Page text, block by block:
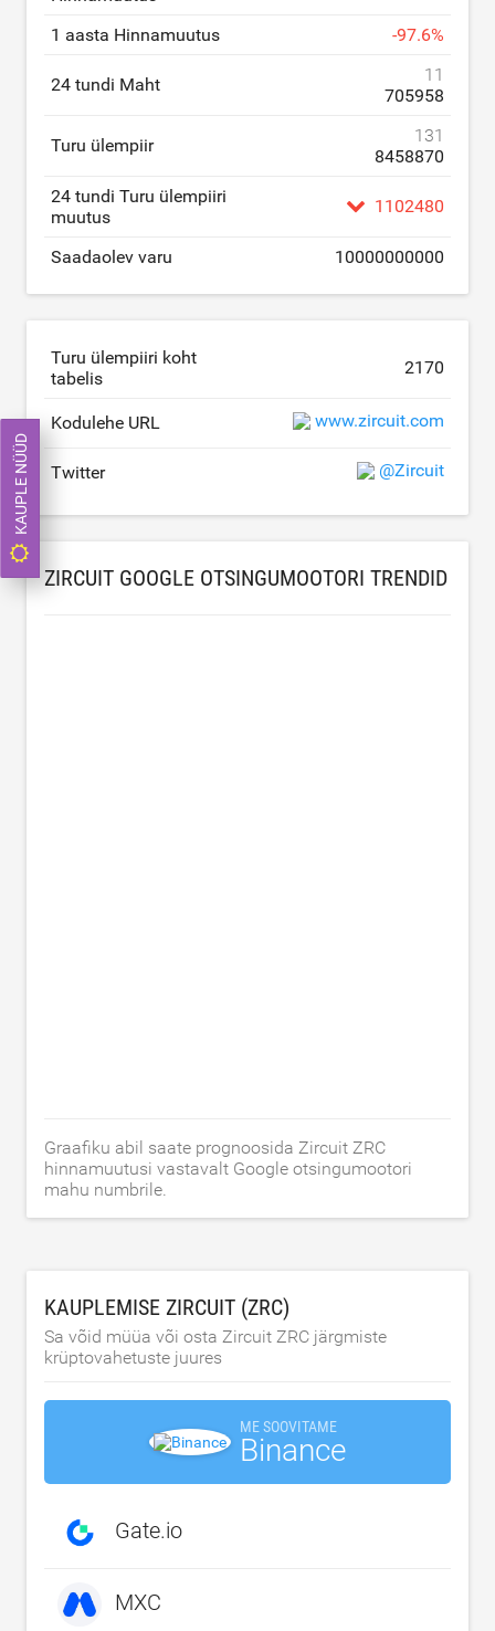
1 aasta Hinnamuutus
-97.6%
24 tundi Maht
11
705958
Turu ülempiir
131
8458870
24 tundi Turu ülempiiri
muutus
1102480
Saadaolev varu 10000000000
Turu ülempiiri koht
tabelis
2170
Kodulehe URL www.zircuit.com
Twitter @Zircuit
ZIRCUIT GOOGLE OTSINGUMOOTORI TRENDID
Graafiku abil saate prognoosida Zircuit ZRC
hinnamuutusi vastavalt Google otsingumootori
mahu numbrile.
KAUPLEMISE ZIRCUIT (ZRC)
Sa võid müüa või osta Zircuit ZRC järgmiste
krüptovahetuste juures
ME SOOVITAME
Binance
Gate.io
MXC
KAUPLE NÜÜD